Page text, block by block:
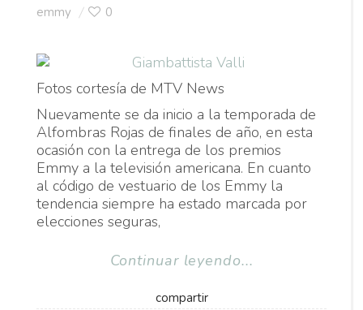
emmy
0
Fotos cortesía de MTV News
Nuevamente se da inicio a la temporada de
Alfombras Rojas de finales de año, en esta
ocasión con la entrega de los premios
Emmy a la televisión americana. En cuanto
al código de vestuario de los Emmy la
tendencia siempre ha estado marcada por
elecciones seguras,
Continuar leyendo...
compartir